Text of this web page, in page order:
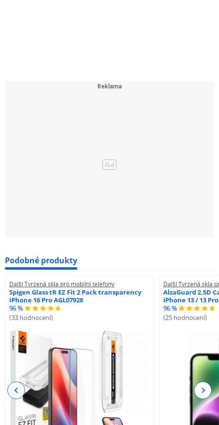
Podobné produkty
Další Tvrzená skla pro mobilní telefony
Spigen Glass tR EZ Fit 2 Pack transparency
iPhone 16 Pro AGL07928
96 %
(33 hodnocení)
Další Tvrzená skla
AlzaGuard 2.5D
iPhone 13 / 13 Pro
96 %
(25 hodnocení)
Previous Next